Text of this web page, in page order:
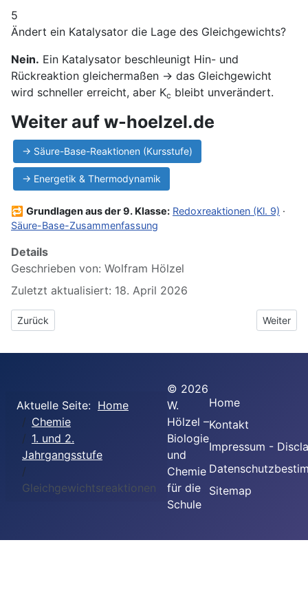
5
Ändert ein Katalysator die Lage des Gleichgewichts?
Nein. Ein Katalysator beschleunigt Hin- und
Rückreaktion gleichermaßen → das Gleichgewicht
wird schneller erreicht, aber Kc bleibt unverändert.
Weiter auf w-hoelzel.de
→ Säure-Base-Reaktionen (Kursstufe)
→ Energetik & Thermodynamik
🔁 Grundlagen aus der 9. Klasse: Redoxreaktionen (Kl. 9) ·
Säure-Base-Zusammenfassung
Details
Geschrieben von: Wolfram Hölzel
Zuletzt aktualisiert: 18. April 2026
Vorheriger Beitrag: Naturstoffe
Zurück Nächster
Weiter
Aktuelle Seite: Home
Chemie
1. und 2.
Jahrgangsstufe
Gleichgewichtsreaktionen
© 2026
W.
Hölzel –
Biologie
und
Chemie
für die
Schule
Home
Kontakt
Impressum -
Sitemap